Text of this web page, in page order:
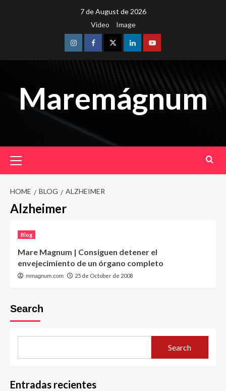
7 de August de 2026
Video
Image
InstagramFacebookTwitterLinkedinYoutube
Maremágnum
Menu
HOME BLOG ALZHEIMER
Alzheimer
Blog
Mare Magnum | Consiguen detener el
envejecimiento de un órgano completo
mmagnum.com 25 de October de 2008
Search
Search
Entradas recientes